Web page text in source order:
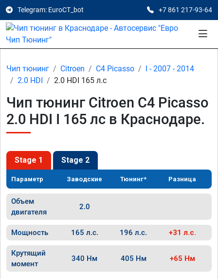
Telegram: EuroCT_bot +7 861 217-93-64
Чип тюнинг Citroen C4 Picasso
I - 2007 - 2014
2.0 HDI
2.0 HDI 165 л.с
Чип тюнинг Citroen C4 Picasso
2.0 HDI I 165 лс в Краснодаре.
Stage 1 Stage 2
Параметр Заводские Тюнинг* Разница
Объем
двигателя
2.0
Мощность 165 л.с. 196 л.с. +31 л.с.
Крутящий
момент
340 Нм 405 Нм +65 Нм